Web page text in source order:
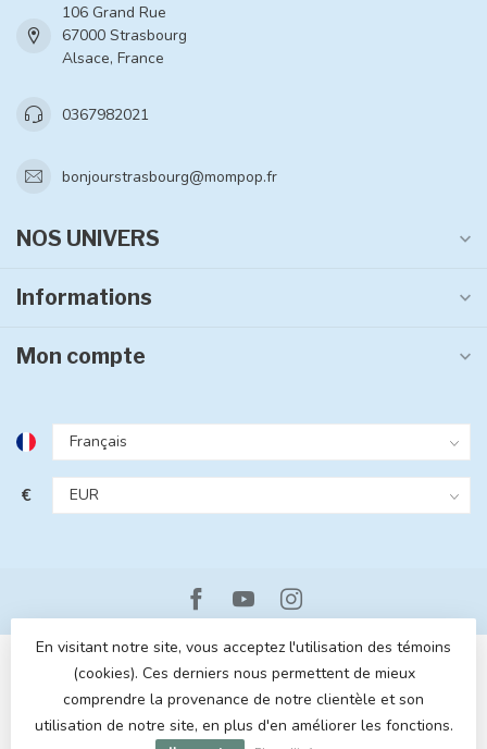
106 Grand Rue
67000 Strasbourg
Alsace, France
0367982021
bonjourstrasbourg@mompop.fr
NOS UNIVERS
Informations
Mon compte
€
© Copyright 2026 MOM POP- Powered byLightspeed- Theme by
En visitant notre site, vous acceptez l'utilisation des témoins
(cookies). Ces derniers nous permettent de mieux
comprendre la provenance de notre clientèle et son
utilisation de notre site, en plus d'en améliorer les fonctions.